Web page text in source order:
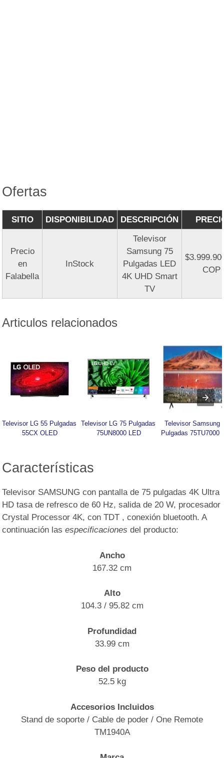
Ofertas
SITIO DISPONIBILIDAD DESCRIPCIÓN
Precio
en
Falabella
InStock
Televisor
Samsung 75
Pulgadas LED
4K UHD Smart
TV
COP
Articulos relacionados
Televisor LG 55 Pulgadas
55CX OLED
Televisor LG 75 Pulgadas
75UN8000 LED
Televisor Samsung
Pulgadas 75TU7000
Características
Televisor SAMSUNG con pantalla de 75 pulgadas 4K Ultra
HD tasa de refresco de 60 Hz, salida de 20 W, procesador
Crystal Processor 4K, con TDT , conexión bluetooth. A
continuación lasespecificaciones del producto:
Ancho
167.32 cm
Alto
104.3 / 95.82 cm
Profundidad
33.99 cm
Peso del producto
52.5 kg
Accesorios Incluidos
Stand de soporte / Cable de poder / One Remote
TM1940A